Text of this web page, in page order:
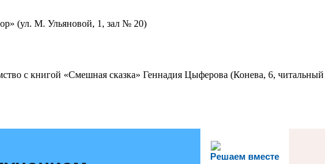
(ул. М. Ульяновой, 1, зал № 20)
с книгой «Смешная сказка» Геннадия Цыферова (Конева, 6, читальный
Решаем вместе